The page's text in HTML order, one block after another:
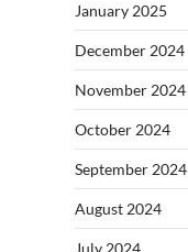
January 2025
December 2024
November 2024
October 2024
September 2024
August 2024